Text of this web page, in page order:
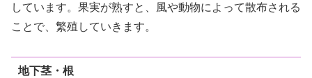
しています。果実が熟すと、風や動物によって散布される
ことで、繁殖していきます。
地下茎・根